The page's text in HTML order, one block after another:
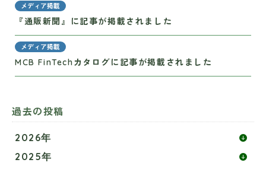
メディア掲載
『通販新聞』に記事が掲載されました
メディア掲載
MCB FinTechカタログに記事が掲載されました
過去の投稿
2026年
2025年